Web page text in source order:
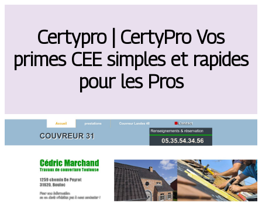
Certypro | CertyPro Vos
primes CEE simples et rapides
pour les Pros